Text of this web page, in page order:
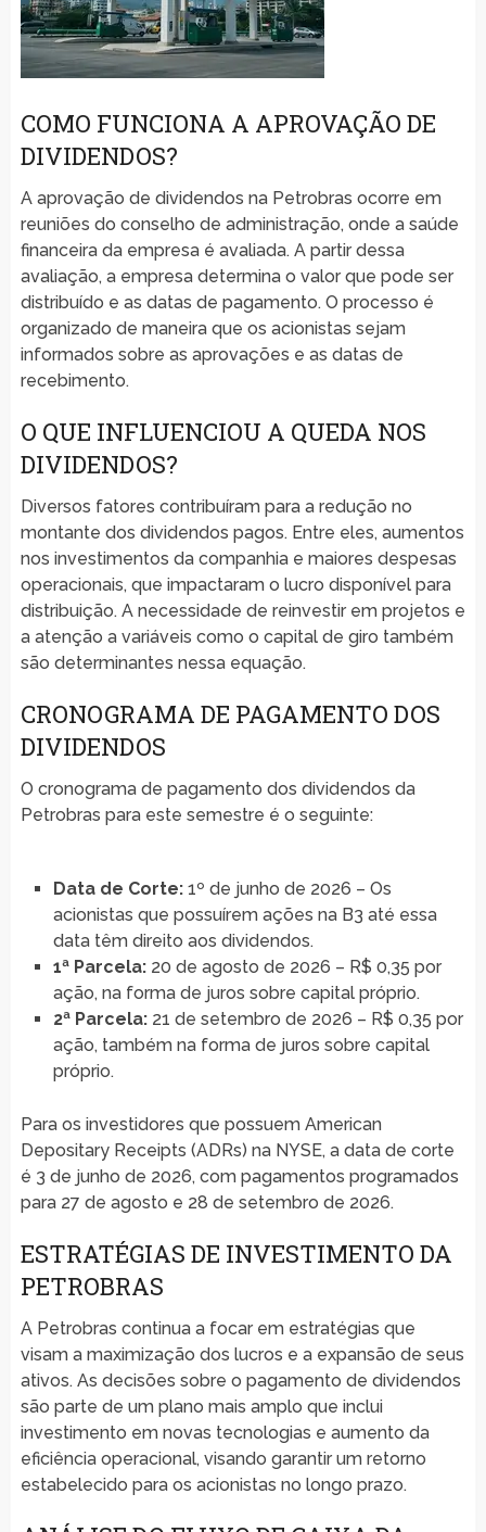
COMO FUNCIONA A APROVAÇÃO DE
DIVIDENDOS?
A aprovação de dividendos na Petrobras ocorre em
reuniões do conselho de administração, onde a saúde
financeira da empresa é avaliada. A partir dessa
avaliação, a empresa determina o valor que pode ser
distribuído e as datas de pagamento. O processo é
organizado de maneira que os acionistas sejam
informados sobre as aprovações e as datas de
recebimento.
O QUE INFLUENCIOU A QUEDA NOS
DIVIDENDOS?
Diversos fatores contribuíram para a redução no
montante dos dividendos pagos. Entre eles, aumentos
nos investimentos da companhia e maiores despesas
operacionais, que impactaram o lucro disponível para
distribuição. A necessidade de reinvestir em projetos e
a atenção a variáveis como o capital de giro também
são determinantes nessa equação.
CRONOGRAMA DE PAGAMENTO DOS
DIVIDENDOS
O cronograma de pagamento dos dividendos da
Petrobras para este semestre é o seguinte:
Data de Corte:1º de junho de 2026 – Os
acionistas que possuírem ações na B3 até essa
data têm direito aos dividendos.
1ª Parcela:20 de agosto de 2026 – R$ 0,35 por
ação, na forma de juros sobre capital próprio.
2ª Parcela:21 de setembro de 2026 – R$ 0,35 por
ação, também na forma de juros sobre capital
próprio.
Para os investidores que possuem American
Depositary Receipts (ADRs) na NYSE, a data de corte
é 3 de junho de 2026, com pagamentos programados
para 27 de agosto e 28 de setembro de 2026.
ESTRATÉGIAS DE INVESTIMENTO DA
PETROBRAS
A Petrobras continua a focar em estratégias que
visam a maximização dos lucros e a expansão de seus
ativos. As decisões sobre o pagamento de dividendos
são parte de um plano mais amplo que inclui
investimento em novas tecnologias e aumento da
eficiência operacional, visando garantir um retorno
estabelecido para os acionistas no longo prazo.